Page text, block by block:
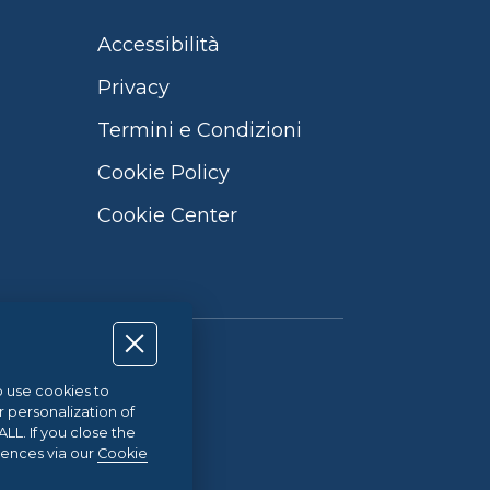
Accessibilità
Privacy
Termini e Condizioni
Cookie Policy
Cookie Center
UNI EN ISO 9001:2015
use cookies to
personalization of
If you close the
via our Cookie